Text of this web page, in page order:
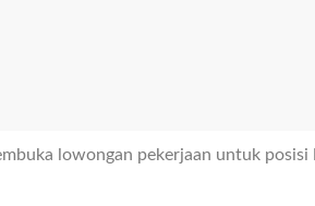
lowongan pekerjaan untuk posisi